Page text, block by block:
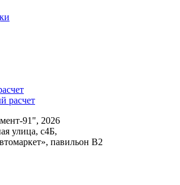
91", 2026
улица, с4Б,
павильон В2